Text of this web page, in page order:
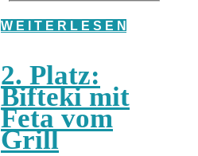
W E I T E R L E S E N
2. Platz:
Bifteki mit
Feta vom
Grill